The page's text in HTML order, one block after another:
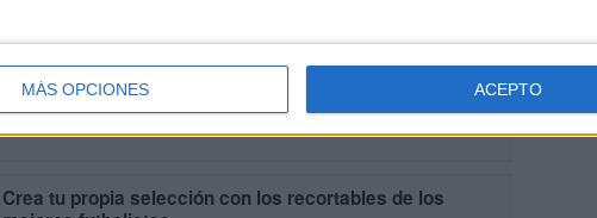
MÁS OPCIONES ACEPTO
diseñado específicamente para el aprendizaje y consolidación de la letra
T. El material está estructurado a través de diversos retos que […]
SEGUIR LEYENDO
Crea tu propia selección con los recortables de los